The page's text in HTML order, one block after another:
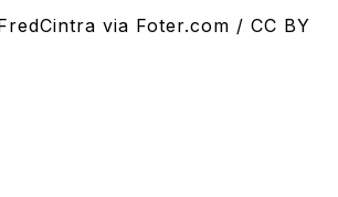
via Foter.com / CC BY